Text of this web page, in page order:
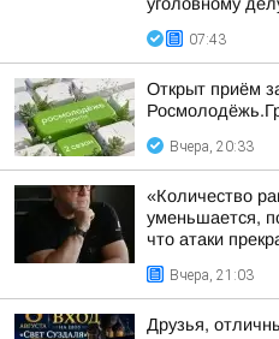
07:43
Открыт приём
Вчера, 20:33
«Количество
уменьшается,
что атаки
Вчера, 21:03
Друзья,